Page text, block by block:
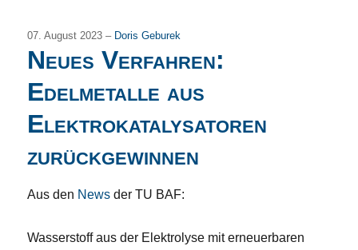
07. August 2023 – Doris Geburek
Neues Verfahren:
Edelmetalle aus
Elektrokatalysatoren
zurückgewinnen
Aus den News der TU BAF:
Wasserstoff aus der Elektrolyse mit erneuerbaren